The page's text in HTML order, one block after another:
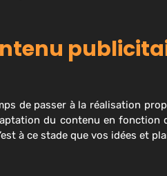
de passer à la réalisation
du contenu en fonction
à ce stade que vos idées et